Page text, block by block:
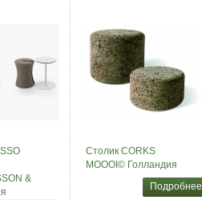
&
Столик CORKS
MOOOI© Голландия
Подробнее